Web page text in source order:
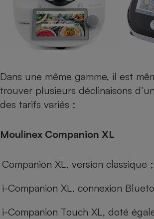
Dans une même gamme, il est
trouver plusieurs déclinaisons
des tarifs variés :
Moulinex Companion XL
Companion XL, version classique ;
i-Companion XL, connexion
i-Companion Touch XL, doté